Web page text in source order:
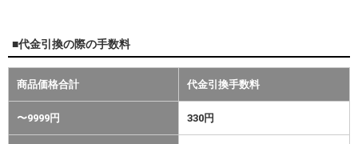
■代金引換の際の手数料
商品価格合計 代金引換手数料
〜9999円 330円